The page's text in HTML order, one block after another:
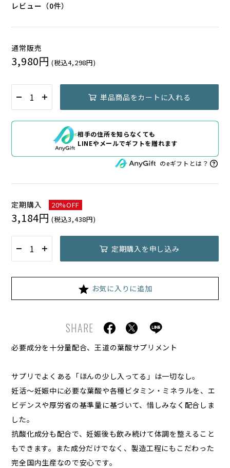
レビュー（0件）
通常販売
3,980円 (税込4,298円)
単品商品をカートに入れる
相手の住所を知らなくても
LINEやメールでギフトを贈れます
のeギフトとは？
定期購入 20%OFF
3,184円 (税込3,438円)
定期購入を申し込み
お気に入りに追加
SHARE
必要成分を十分量配合、王道の葉酸サプリメント
サプリでよくある「ほんの少し入ってる」は一切なし。
妊活〜妊娠中に必要な葉酸や各種ビタミン・ミネラルを、エ
ビデンスや厚労省の基準量に基づいて、惜しみなく配合しま
した。
抗酸化成分も配合で、妊娠後も飲み続けて体調を整えること
もできます。また成分だけでなく、製造工程にもこだわった
完全国内生産なので安心です。